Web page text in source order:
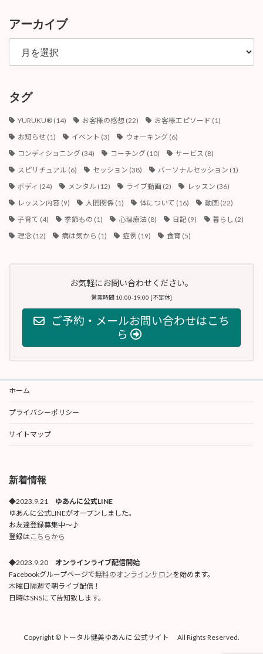
アーカイブ
ア
カ
ブ
タグ
YURUKU®︎(14) お客様の感想(22) お客様エピソード (1)
お知らせ (1) イベント (3) ウォーキング (6)
コンディショニング (34) コーチング (10) サービス (8)
スピリチュアル (6) セッション (38) パーソナルセッション (1)
ボディ (24) メンタル (12) ライブ動画 (2) レッスン (36)
レッスン内容(9) 人間関係(1) 体について (16) 動画 (22)
子育て (4) 季節もの (1) 心理療法 (8) 日記 (9) 暮らし (2)
理念(12) 病は気から (1) 症例 (19) 食育 (5)
お気軽にお問い合わせください。
営業時間 10:00-19:00 [不定休]
ご予約・メールお問い合わせはこち
ら
ホーム
プライバシーポリシー
サイトマップ
新着情報
◆2023.9.21 ゆあんに公式LINE
ゆあんに公式LINEがオープンしました。
お友達登録募集中〜♪
登録はこちらから
◆2023.9.20 オンラインライブ配信開始
Facebookグループページで無料のオンラインサロンを始めます。
木曜日隔週で朝ライブ配信！
日時はSNSにて告知致します。
Copyright © トータル健美ゆあんに 公式サイト All Rights Reserved.